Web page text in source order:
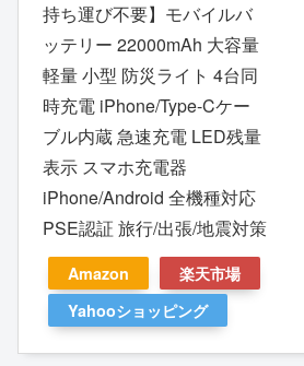
持ち運び不要】モバイルバ
ッテリー 22000mAh 大容量
軽量 小型 防災ライト 4台同
時充電 iPhone/Type-Cケー
ブル内蔵 急速充電 LED残量
表示 スマホ充電器
iPhone/Android 全機種対応
PSE認証 旅行/出張/地震対策
Amazon
楽天市場
Yahooショッピング